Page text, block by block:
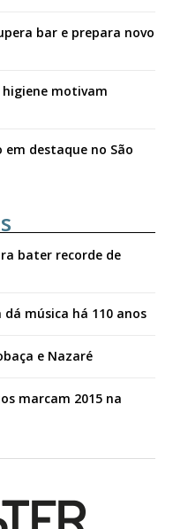
bar e prepara novo
higiene motivam
destaque no São
bater recorde de
música há 110 anos
e Nazaré
marcam 2015 na